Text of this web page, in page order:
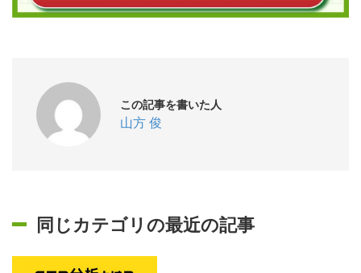
この記事を書いた人
山方 俊
同じカテゴリの最近の記事